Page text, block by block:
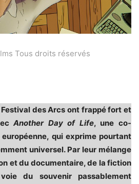
Tous droits réservés
des Arcs ont frappé fort et
Another Day of Life, une co-
qui exprime pourtant
universel. Par leur mélange
et du documentaire, de la fiction
du souvenir passablement